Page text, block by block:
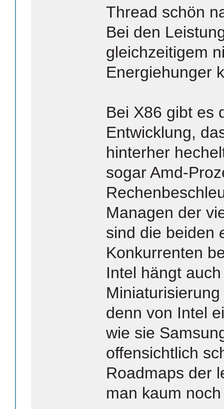
Thread schön
Bei den
gleichzeitigem
Energiehunger
Bei X86 gibt es
Entwicklung,
hinterher
sogar Amd-
Managen der
sind die beiden
Konkurrenten
Intel hängt
denn von Intel
wie sie
offensichtlich
Roadmaps der
man kaum